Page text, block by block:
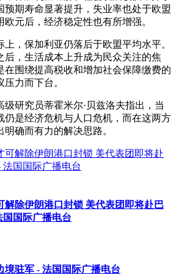
预期寿命显著提升，失业率也处于欧盟
元后，经济稳定性也有所增强。
，保加利亚仍落后于欧盟平均水平。
后，生活成本上升成为民众关注的焦
在围绕提高税收和增加社会保障缴费的
力而下台。
研究员蒂霍米尔·贝兹洛夫指出，当
仍是经济危机与人口危机，而在这两方
确而有力的解决思路。
解除伊朗港口封锁 美代表团即将赴巴
国际广播电台
境驻军 - 法国国际广播电台